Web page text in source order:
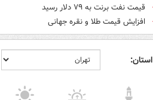
قیمت نفت برنت به ۷۹ دلار رسید
افزایش قیمت طلا و نقره جهانی
استان: